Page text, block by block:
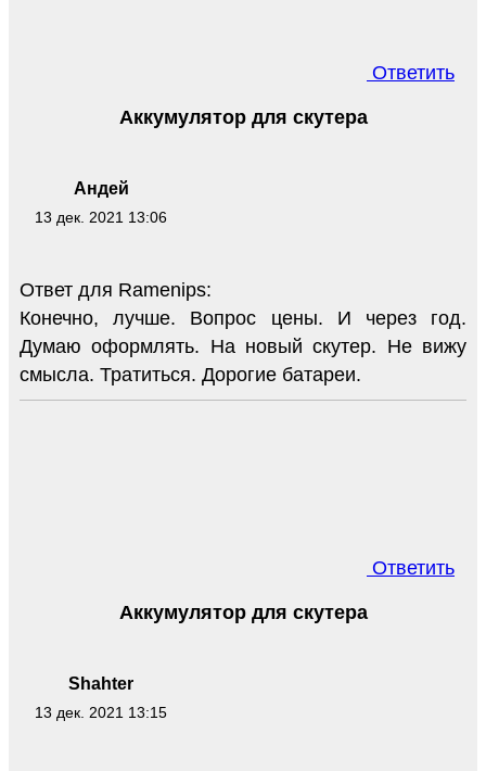
Ответить
Андей
13 дек. 2021 13:06
Аккумулятор для скутера
Ответ для Ramenips:
Конечно, лучше. Вопрос цены. И через год.
Думаю оформлять. На новый скутер. Не вижу
смысла. Тратиться. Дорогие батареи.
Ответить
Shahter
13 дек. 2021 13:15
Аккумулятор для скутера